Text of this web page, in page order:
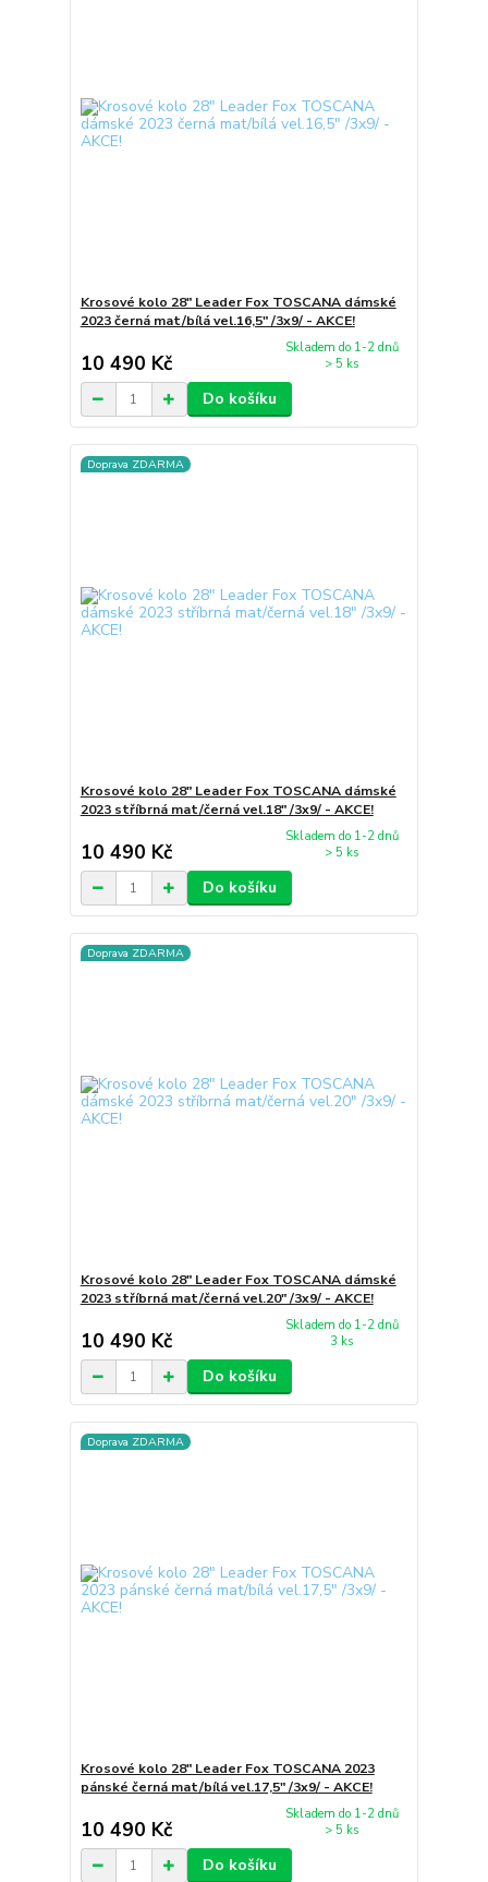
Krosové kolo 28" Leader Fox TOSCANA dámské
2023 černá mat/bílá vel.16,5" /3x9/ - AKCE!
10 490 Kč
Skladem do 1-2 dnů
> 5 ks
Do košíku
Doprava ZDARMA
Krosové kolo 28" Leader Fox TOSCANA dámské
2023 stříbrná mat/černá vel.18" /3x9/ - AKCE!
10 490 Kč
Skladem do 1-2 dnů
> 5 ks
Do košíku
Doprava ZDARMA
Krosové kolo 28" Leader Fox TOSCANA dámské
2023 stříbrná mat/černá vel.20" /3x9/ - AKCE!
10 490 Kč
Skladem do 1-2 dnů
3 ks
Do košíku
Doprava ZDARMA
Krosové kolo 28" Leader Fox TOSCANA 2023
pánské černá mat/bílá vel.17,5" /3x9/ - AKCE!
10 490 Kč
Skladem do 1-2 dnů
> 5 ks
Do košíku